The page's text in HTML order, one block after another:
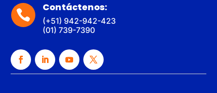

Contáctenos:
(+51) 942-942-423
(01) 739-7390